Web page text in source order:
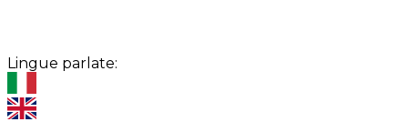
Lingue parlate: